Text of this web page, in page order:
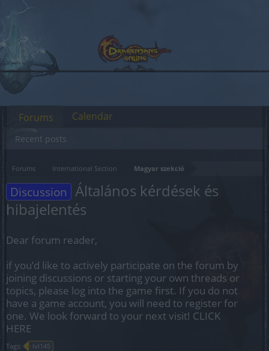
Forums International Section Magyar szekció
Discussion Általános kérdések és
hibajelentés
Dear forum reader,
if you’d like to actively participate on the forum by
joining discussions or starting your own threads or
topics, please log into the game first. If you do not
have a game account, you will need to register for
one. We look forward to your next visit! CLICK
HERE
Tags: lvl145
Forums
Recent posts
Calendar